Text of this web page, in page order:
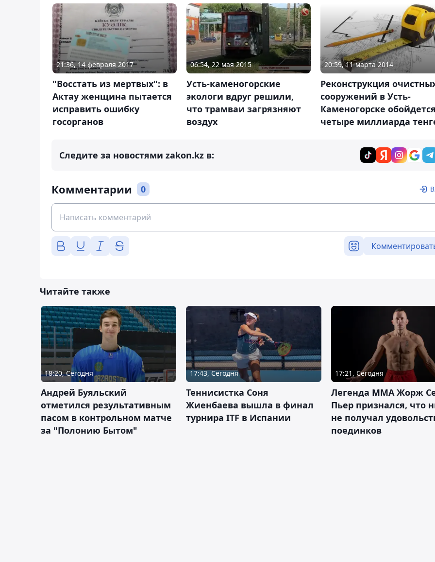
21:36, 14 февраля 2017
"Восстать из мертвых": в
Актау женщина пытается
исправить ошибку
госорганов
06:54, 22 мая 2015
Усть-каменогорские
экологи вдруг решили,
что трамваи загрязняют
воздух
20:59, 11 марта 2014
Реконструкция
сооружений в Усть-
Каменогорске
четыре миллиарда
Следите за новостями zakon.kz в:
Комментарии 0
Читайте также
18:20, Сегодня
Андрей Буяльский
отметился результативным
пасом в контрольном матче
за "Полонию Бытом"
17:43, Сегодня
Теннисистка Соня
Жиенбаева вышла в финал
турнира ITF в Испании
17:21, Сегодня
Легенда ММА Жорж
Пьер признался, что
не получал
поединков